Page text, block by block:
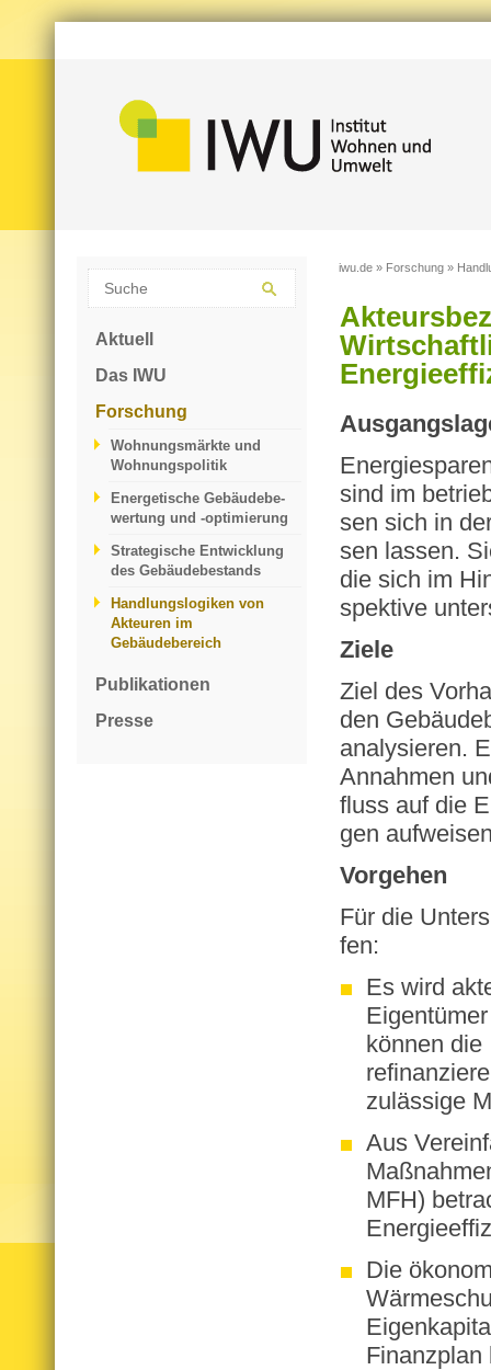
Aktuell
Das IWU
Forschung
Wohnungsmärkte und
Wohnungspolitik
Energetische Gebäudebe­
wertung und -optimierung
Strategische Entwicklung
des Gebäudebestands
Handlungslogiken von
Akteuren im
Gebäudebereich
Publikationen
Presse
iwu.de » Forschung »
sind im
sen sich in
sen las­sen.
die sich im
spek­ti­ve
Ziele
Ziel des
den
ana­ly­sie­ren.
An­nah­men
fluss auf die
gen
Vor­ge­hen
Für die
fen:
Es wird
können die
zulässige
Aus
MFH)
Die
Finanzplan